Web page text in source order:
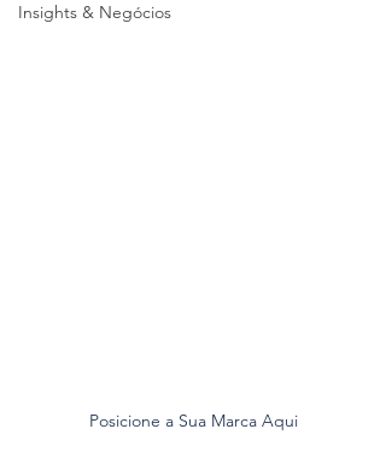
Insights & Negócios
Posicione a Sua Marca Aqui